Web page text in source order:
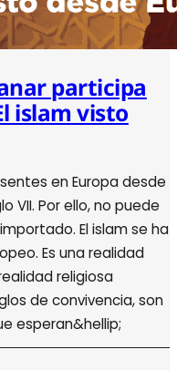
participa
islam visto
en Europa desde
VII. Por ello, no puede
El islam se ha
Es una realidad
religiosa
de convivencia, son
esperan&hellip;